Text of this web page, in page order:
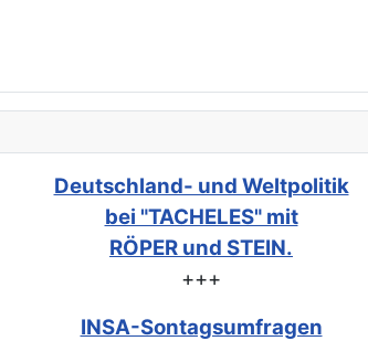
Deutschland- und Weltpolitik
bei "TACHELES" mit
RÖPER und STEIN.
+++
INSA-Sontagsumfragen